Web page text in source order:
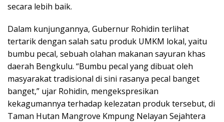
secara lebih baik.
Dalam kunjungannya, Gubernur Rohidin terlihat
tertarik dengan salah satu produk UMKM lokal, yaitu
bumbu pecal, sebuah olahan makanan sayuran khas
daerah Bengkulu. “Bumbu pecal yang dibuat oleh
masyarakat tradisional di sini rasanya pecal banget
banget,” ujar Rohidin, mengekspresikan
kekagumannya terhadap kelezatan produk tersebut, di
Taman Hutan Mangrove Kmpung Nelayan Sejahtera